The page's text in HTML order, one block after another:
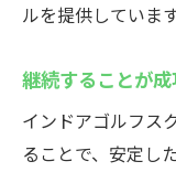
ルを提供しています
継続することが
インドアゴルフス
ることで、安定し